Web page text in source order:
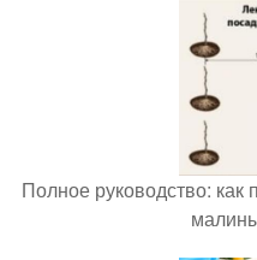
Полное руководство: